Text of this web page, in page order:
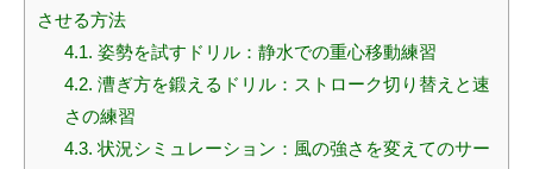
させる方法
4.1. 姿勢を試すドリル：静水での重心移動練習
4.2. 漕ぎ方を鍛えるドリル：ストローク切り替えと速
さの練習
4.3. 状況シミュレーション：風の強さを変えてのサー